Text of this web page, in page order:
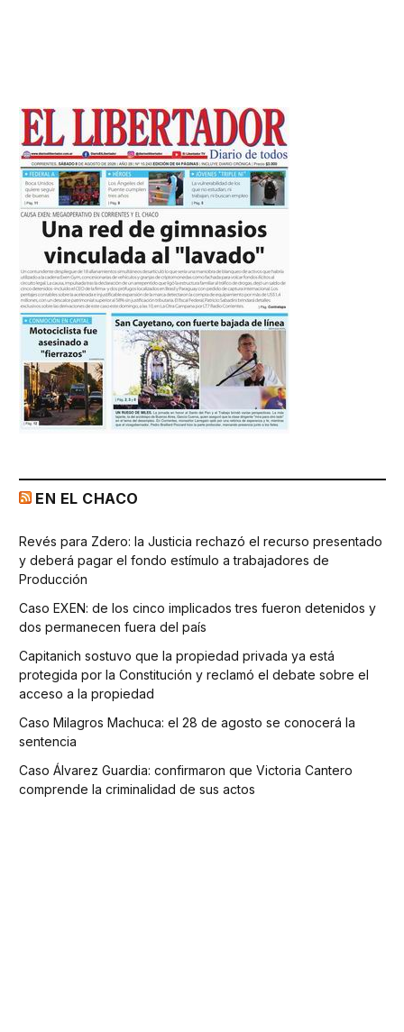
EN EL CHACO
Revés para Zdero: la Justicia rechazó el recurso presentado
y deberá pagar el fondo estímulo a trabajadores de
Producción
Caso EXEN: de los cinco implicados tres fueron detenidos y
dos permanecen fuera del país
Capitanich sostuvo que la propiedad privada ya está
protegida por la Constitución y reclamó el debate sobre el
acceso a la propiedad
Caso Milagros Machuca: el 28 de agosto se conocerá la
sentencia
Caso Álvarez Guardia: confirmaron que Victoria Cantero
comprende la criminalidad de sus actos